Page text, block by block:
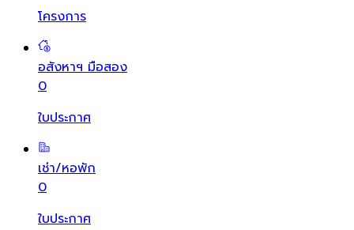
โครงการ
อสังหาฯ มือสอง
0
ใบประกาศ
เช่า/หอพัก
0
ใบประกาศ